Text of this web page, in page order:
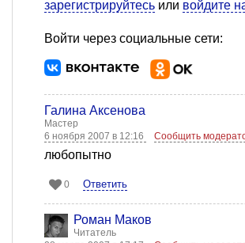
зарегистрируйтесь или войдите
Войти через социальные сети:
Галина Аксенова
Мастер
6 ноября 2007 в 12:16
Сообщить
любопытно
0 Ответить
Роман Маков
Читатель